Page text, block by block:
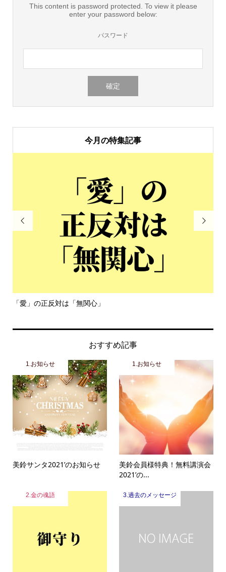
This content is password protected. To view it please
enter your password below:
パスワード
今月の特集記事

「愛」の正反対は「無関心」

おすすめ記事
1.お知らせ
美鈴サンタ2021’のお知らせ
1.お知らせ
美鈴会員様特典！無料講演会
2021’の...
2.金の魂語 3.過去のメッセージ